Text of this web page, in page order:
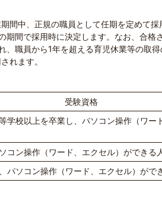
間中、正規の職員として任期を定めて
間で採用時に決定します。なお、合格
、職員から1年を超える育児休業等の取
れます。
受験資格
学校以上を卒業し、パソコン操作（ワー
コン操作（ワード、エクセル）ができる
パソコン操作（ワード、エクセル）がで